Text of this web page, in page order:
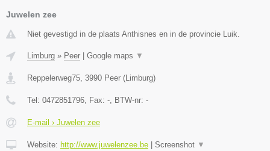
Juwelen zee
Niet gevestigd in de plaats Anthisnes en in de provincie Luik.
Limburg » Peer Google maps ▼
Reppelerweg75 3990 Peer ( Limburg)
Tel: 0472851796 , Fax: - , BTW-nr: -
E-mail › Juwelen zee
Website: http://www.juwelenzee.be Screenshot ▼